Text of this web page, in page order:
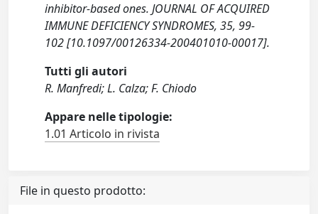
inhibitor-based ones. JOURNAL OF ACQUIRED
IMMUNE DEFICIENCY SYNDROMES, 35, 99-
102 [10.1097/00126334-200401010-00017].
Tutti gli autori
R. Manfredi; L. Calza; F. Chiodo
Appare nelle tipologie:
1.01 Articolo in rivista
File in questo prodotto: